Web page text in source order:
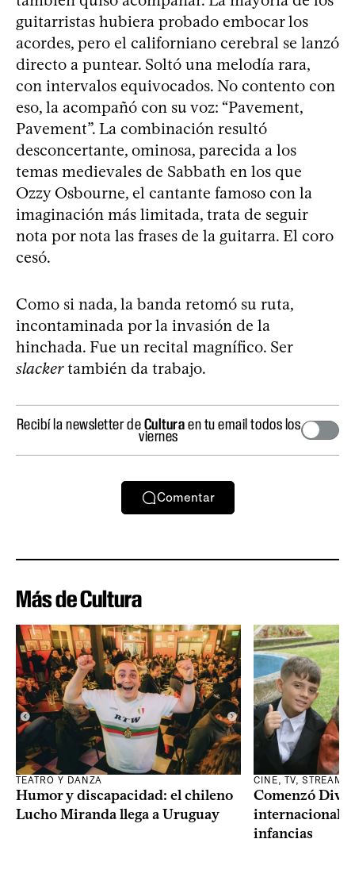
guitarristas hubiera probado embocar los
acordes, pero el californiano cerebral se lanzó
directo a puntear. Soltó una melodía rara,
con intervalos equivocados. No contento con
eso, la acompañó con su voz: “Pavement,
Pavement”. La combinación resultó
desconcertante, ominosa, parecida a los
temas medievales de Sabbath en los que
Ozzy Osbourne, el cantante famoso con la
imaginación más limitada, trata de seguir
nota por nota las frases de la guitarra. El coro
cesó.
Como si nada, la banda retomó su ruta,
incontaminada por la invasión de la
hinchada. Fue un recital magnífico. Ser
slackertambién da trabajo.
Recibí la newsletter deCulturaen tu email todos los
viernes
Comentar
Más de Cultura
TEATRO Y DANZA
Humor y discapacidad: el chileno
Lucho Miranda llega a Uruguay
CINE, TV,
Comenzó
internacional
infancias